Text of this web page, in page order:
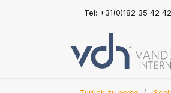
Tel: +31(0)182 35 42 42